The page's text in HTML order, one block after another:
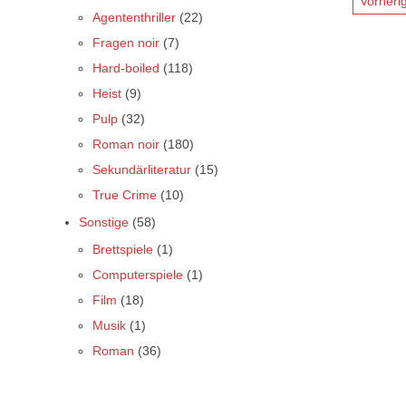
Agententhriller (22)
Fragen noir (7)
Hard-boiled (118)
Heist (9)
Pulp (32)
Roman noir (180)
Sekundärliteratur (15)
True Crime (10)
Sonstige (58)
Brettspiele (1)
Computerspiele (1)
Film (18)
Musik (1)
Roman (36)